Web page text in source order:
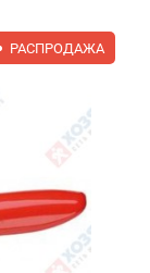
РАСПРОДАЖА